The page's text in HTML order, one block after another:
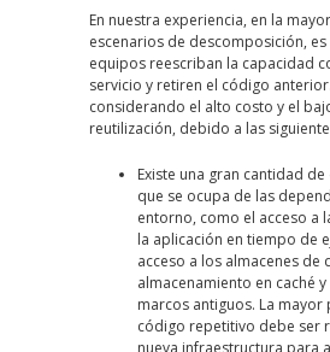
En nuestra experiencia, en la
escenarios de descomposición,
equipos reescriban la capacidad
servicio y retiren el código
considerando el alto costo y el
reutilización, debido a las
Existe una gran cantidad
que se ocupa de las
entorno, como el acceso a
la aplicación en tiempo de
acceso a los almacenes de
almacenamiento en caché
marcos antiguos. La mayor
código repetitivo debe ser
nueva infraestructura para